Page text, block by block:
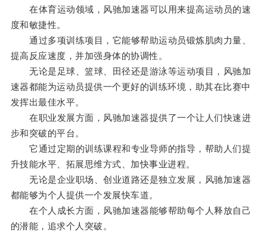
在体育运动领域，风驰加速器可以用来提高运动员的速
度和敏捷性。
通过多项训练项目，它能够帮助运动员锻炼肌肉力量、
提高反应速度，并加强身体的协调性。
无论是足球、篮球、田径还是游泳等运动项目，风驰加
速器都能为运动员提供一个更好的训练环境，助其在比赛中
发挥出最佳水平。
在职业发展方面，风驰加速器提供了一个让人们快速进
步和突破的平台。
它通过定期的训练课程和专业导师的指导，帮助人们提
升技能水平、拓展思维方式、加快事业进程。
无论是企业职场、创业道路还是独立发展，风驰加速器
都能够为个人提供一个发展快车道。
在个人成长方面，风驰加速器能够帮助每个人释放自己
的潜能，追求个人突破。